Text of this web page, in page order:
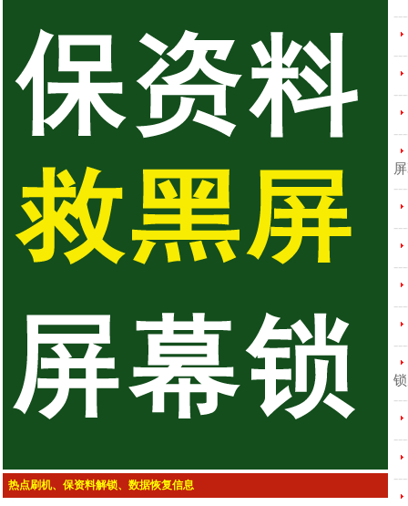
热点刷机、保资料解锁、数据恢复信息